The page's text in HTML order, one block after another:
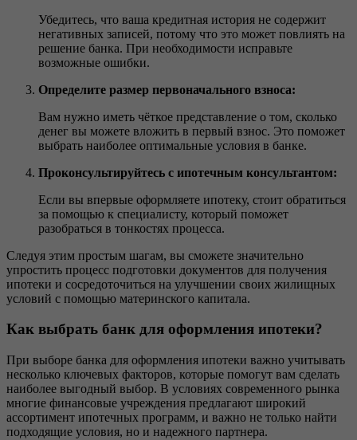
Убедитесь, что ваша кредитная история не содержит
негативных записей, потому что это может повлиять на
решение банка. При необходимости исправьте
возможные ошибки.
Определите размер первоначального взноса:
Вам нужно иметь чёткое представление о том, сколько
денег вы можете вложить в первый взнос. Это поможет
выбрать наиболее оптимальные условия в банке.
Проконсультируйтесь с ипотечным консультантом:
Если вы впервые оформляете ипотеку, стоит обратиться
за помощью к специалисту, который поможет
разобраться в тонкостях процесса.
Следуя этим простым шагам, вы сможете значительно
упростить процесс подготовки документов для получения
ипотеки и сосредоточиться на улучшении своих жилищных
условий с помощью материнского капитала.
Как выбрать банк для оформления ипотеки?
При выборе банка для оформления ипотеки важно учитывать
несколько ключевых факторов, которые помогут вам сделать
наиболее выгодный выбор. В условиях современного рынка
многие финансовые учреждения предлагают широкий
ассортимент ипотечных программ, и важно не только найти
подходящие условия, но и надежного партнера.